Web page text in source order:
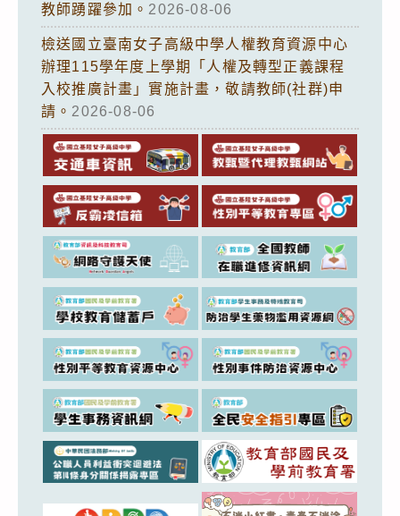
教師踴躍參加。 2026-08-06
檢送國立臺南女子高級中學人權教育資源中心
辦理115學年度上學期「人權及轉型正義課程
入校推廣計畫」實施計畫，敬請教師(社群)申
請。 2026-08-06